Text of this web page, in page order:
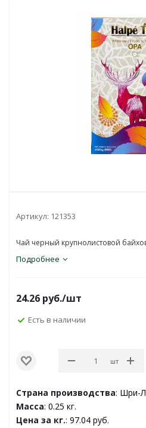
Артикул: 121353
Чай черный крупнолистовой
Подробнее
24.26 руб./шт
Есть в наличии
шт
Страна производства: Шри-
Масса: 0.25 кг.
Цена за кг.: 97.04 руб.